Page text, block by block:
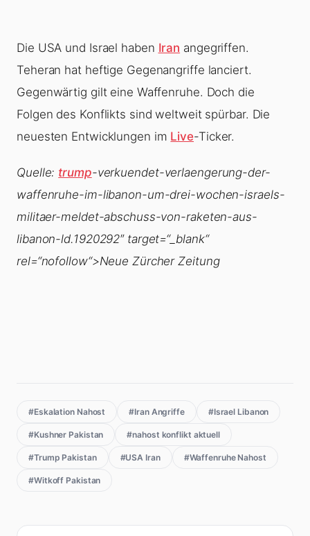
Die USA und Israel haben Iran angegriffen.
Teheran hat heftige Gegenangriffe lanciert.
Gegenwärtig gilt eine Waffenruhe. Doch die
Folgen des Konflikts sind weltweit spürbar. Die
neuesten Entwicklungen im Live-Ticker.
Quelle: trump-verkuendet-verlaengerung-der-
waffenruhe-im-libanon-um-drei-wochen-israels-
militaer-meldet-abschuss-von-raketen-aus-
libanon-ld.1920292″ target=“_blank“
rel=“nofollow“>Neue Zürcher Zeitung
#Eskalation Nahost #Iran Angriffe #Israel Libanon
#Kushner Pakistan #nahost konflikt aktuell
#Trump Pakistan #USA Iran #Waffenruhe Nahost
#Witkoff Pakistan